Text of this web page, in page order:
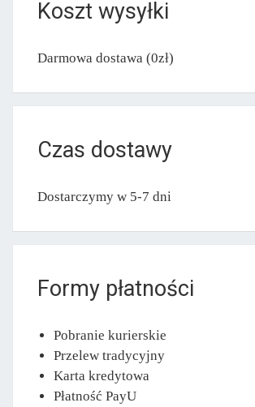
Koszt wysyłki
Darmowa dostawa (0zł)
Czas dostawy
Dostarczymy w 5-7 dni
Formy płatności
Pobranie kurierskie
Przelew tradycyjny
Karta kredytowa
Płatność PayU